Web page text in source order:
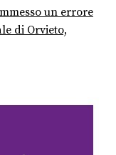
un errore
di Orvieto,